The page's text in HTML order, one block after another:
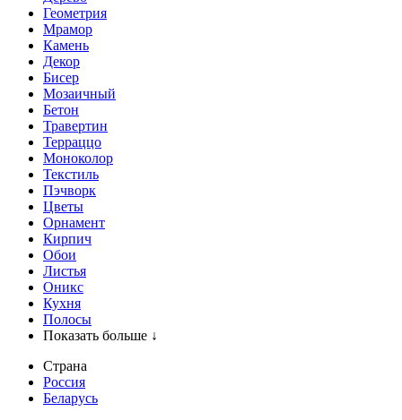
Геометрия
Мрамор
Камень
Декор
Бисер
Мозаичный
Бетон
Травертин
Терраццо
Моноколор
Текстиль
Пэчворк
Цветы
Орнамент
Кирпич
Обои
Листья
Оникс
Кухня
Полосы
Показать больше ↓
Страна
Россия
Беларусь